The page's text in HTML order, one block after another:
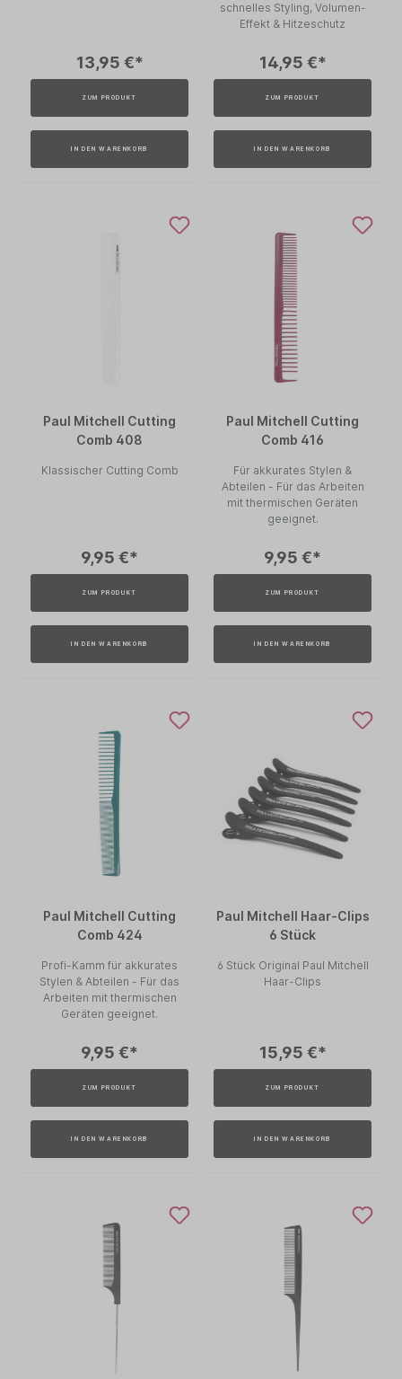
13,95 €*
ZUM PRODUKT
IN DEN WARENKORB
schnelles Styling, Volumen-
Effekt & Hitzeschutz
14,95 €*
ZUM PRODUKT
IN DEN WARENKORB
Paul Mitchell Cutting
Comb 408
Klassischer Cutting Comb
9,95 €*
ZUM PRODUKT
IN DEN WARENKORB
Paul Mitchell Cutting
Comb 416
Für akkurates Stylen &
Abteilen - Für das Arbeiten
mit thermischen Geräten
geeignet.
9,95 €*
ZUM PRODUKT
IN DEN WARENKORB
Paul Mitchell Cutting
Comb 424
Profi-Kamm für akkurates
Stylen & Abteilen - Für das
Arbeiten mit thermischen
Geräten geeignet.
9,95 €*
ZUM PRODUKT
IN DEN WARENKORB
Paul Mitchell Haar-Clips
6 Stück
6 Stück Original Paul Mitchell
Haar-Clips
15,95 €*
ZUM PRODUKT
IN DEN WARENKORB